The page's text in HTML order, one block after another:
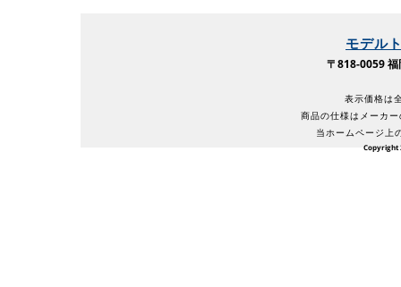
モデル
〒818-0059
表示価格は
商品の仕様はメーカ
当ホームページ上
Copyright